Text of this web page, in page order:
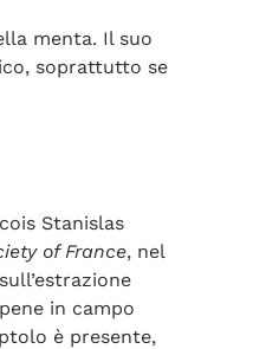
menta. Il suo
soprattutto se
Stanislas
of France, nel
in campo
è presente,